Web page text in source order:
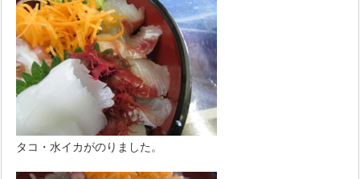
タコ・水イカがのりました。